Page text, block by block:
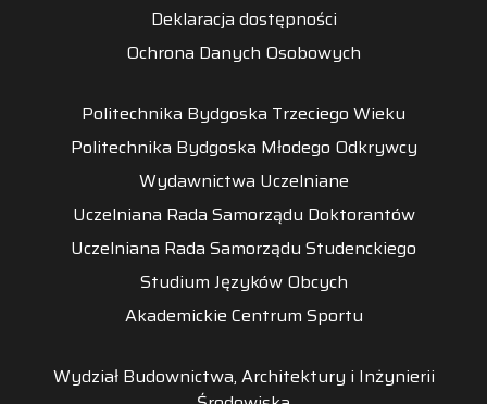
Deklaracja dostępności
Ochrona Danych Osobowych
Politechnika Bydgoska Trzeciego Wieku
Politechnika Bydgoska Młodego Odkrywcy
Wydawnictwa Uczelniane
Uczelniana Rada Samorządu Doktorantów
Uczelniana Rada Samorządu Studenckiego
Studium Języków Obcych
Akademickie Centrum Sportu
Wydział Budownictwa, Architektury i Inżynierii